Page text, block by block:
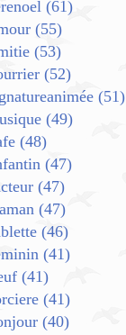
(61)
(55)
(53)
(52)
(51)
(49)
(48)
(47)
(47)
(47)
(46)
(41)
(41)
(41)
(40)